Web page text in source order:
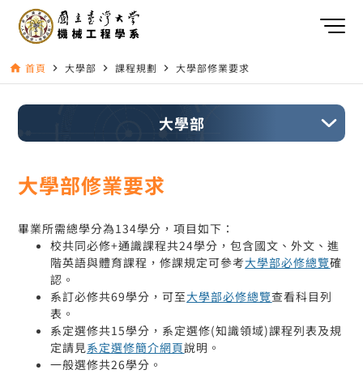
home 首頁 navigate_next 大學部 navigate_next 課程規劃 navigate_next 大學部修業要求
大學部
大學部修業要求
畢業所需總學分為134學分，項目如下：
校共同必修+通識課程共24學分，包含國文、外文、進
階英語與體育課程，修課規定可參考大學部必修總覽確
認。
系訂必修共69學分，可至大學部必修總覽查看科目列
表。
系定選修共15學分，系定選修(知識領域)課程列表及規
定請見系定選修簡介網頁說明。
一般選修共26學分。